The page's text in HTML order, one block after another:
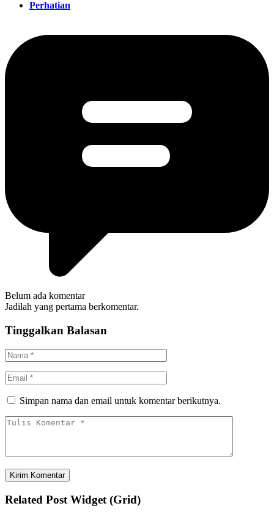
Perhatian
Belum ada komentar
Jadilah yang pertama berkomentar.
Tinggalkan Balasan
Simpan nama dan email untuk komentar berikutnya.
Related Post Widget (Grid)